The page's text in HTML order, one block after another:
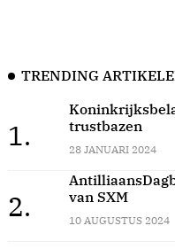
TRENDING
1.
trustbazen
28 JANUARI 2024
2.
van SXM
10 AUGUSTUS 2024